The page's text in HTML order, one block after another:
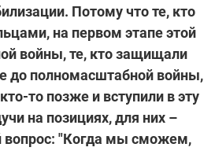
Потому что те, кто
на первом этапе этой
войны, те, кто защищали
до полномасштабной войны,
то позже и вступили в эту
на позициях, для них –
вопрос: "Когда мы сможем,